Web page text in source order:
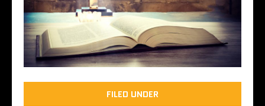
FILED UNDER